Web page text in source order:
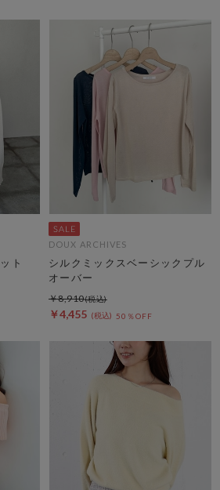
ト
DOUX ARCHIVES
シルクミックスベーシックプル
オーバー
￥4,455 50％OFF
￥8,910